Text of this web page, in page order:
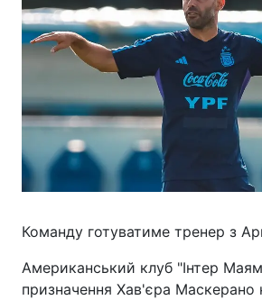
Команду готуватиме тренер з
Американський клуб "Інтер
призначення Хав'єра